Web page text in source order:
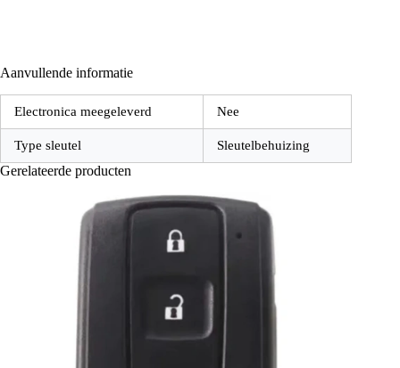
Aanvullende informatie
Electronica meegeleverd Nee
Type sleutel Sleutelbehuizing
Gerelateerde producten